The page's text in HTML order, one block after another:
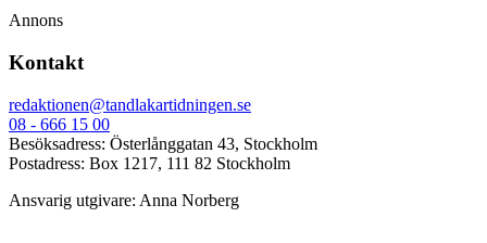
Annons
Kontakt
redaktionen@tandlakartidningen.se
08 - 666 15 00
Besöksadress: Österlånggatan 43, Stockholm
Postadress: Box 1217, 111 82 Stockholm
Ansvarig utgivare: Anna Norberg